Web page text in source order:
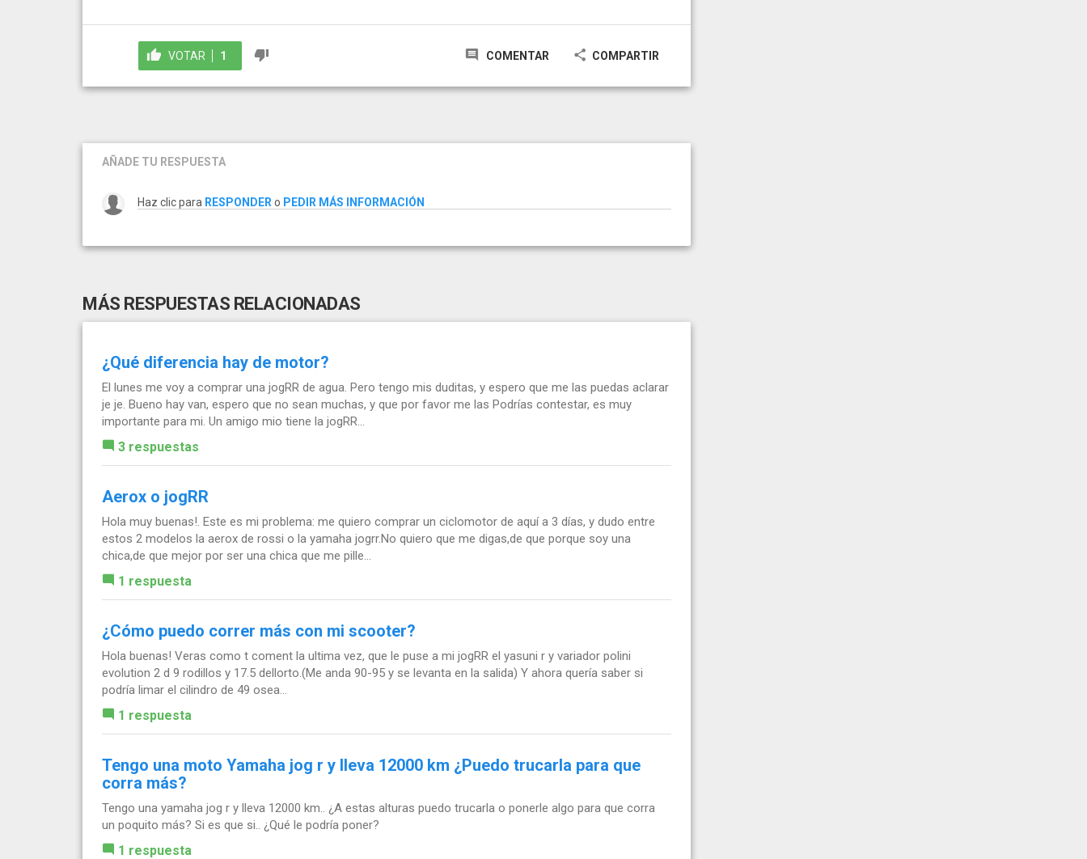
VOTAR 1 COMENTAR COMPARTIR
AÑADE TU RESPUESTA
Haz clic para RESPONDER o PEDIR MÁS INFORMACIÓN
MÁS RESPUESTAS RELACIONADAS
¿Qué diferencia hay de motor?
El lunes me voy a comprar una jogRR de agua. Pero tengo mis duditas, y espero que me las puedas aclarar
je je. Bueno hay van, espero que no sean muchas, y que por favor me las Podrías contestar, es muy
importante para mi. Un amigo mio tiene la jogRR...
3 respuestas
Aerox o jogRR
Hola muy buenas!. Este es mi problema: me quiero comprar un ciclomotor de aquí a 3 días, y dudo entre
estos 2 modelos la aerox de rossi o la yamaha jogrr.No quiero que me digas,de que porque soy una
chica,de que mejor por ser una chica que me pille...
1 respuesta
¿Cómo puedo correr más con mi scooter?
Hola buenas! Veras como t coment la ultima vez, que le puse a mi jogRR el yasuni r y variador polini
evolution 2 d 9 rodillos y 17.5 dellorto.(Me anda 90-95 y se levanta en la salida) Y ahora quería saber si
podría limar el cilindro de 49 osea...
1 respuesta
Tengo una moto Yamaha jog r y lleva 12000 km ¿Puedo trucarla para que
corra más?
Tengo una yamaha jog r y lleva 12000 km.. ¿A estas alturas puedo trucarla o ponerle algo para que corra
un poquito más? Si es que si.. ¿Qué le podría poner?
1 respuesta